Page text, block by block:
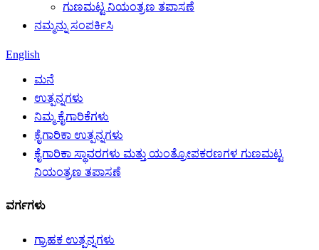
ಗುಣಮಟ್ಟ ನಿಯಂತ್ರಣ ತಪಾಸಣೆ
ನಮ್ಮನ್ನು ಸಂಪರ್ಕಿಸಿ
English
ಮನೆ
ಉತ್ಪನ್ನಗಳು
ನಿಮ್ಮ ಕೈಗಾರಿಕೆಗಳು
ಕೈಗಾರಿಕಾ ಉತ್ಪನ್ನಗಳು
ಕೈಗಾರಿಕಾ ಸ್ಥಾವರಗಳು ಮತ್ತು ಯಂತ್ರೋಪಕರಣಗಳ ಗುಣಮಟ್ಟ
ನಿಯಂತ್ರಣ ತಪಾಸಣೆ
ವರ್ಗಗಳು
ಗ್ರಾಹಕ ಉತ್ಪನ್ನಗಳು